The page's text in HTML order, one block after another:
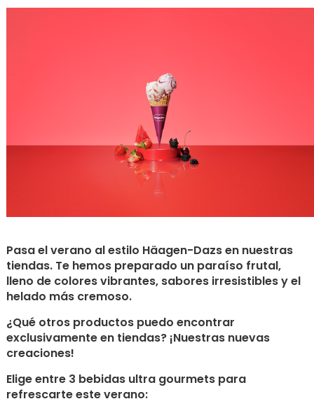
Pasa el verano al estilo Häagen-Dazs en nuestras
tiendas. Te hemos preparado un paraíso frutal,
lleno de colores vibrantes, sabores irresistibles y el
helado más cremoso.
¿Qué otros productos puedo encontrar
exclusivamente en tiendas? ¡Nuestras nuevas
creaciones!
Elige entre 3 bebidas ultra gourmets para
refrescarte este verano: